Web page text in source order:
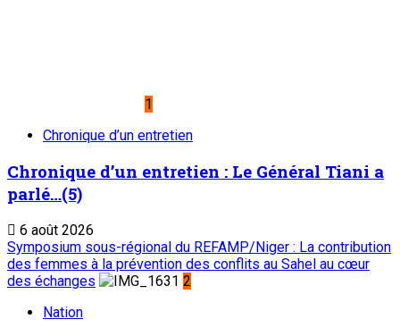
1
Chronique d’un entretien
Chronique d’un entretien : Le Général Tiani a
parlé…(5)
6 août 2026
Symposium sous-régional du REFAMP/Niger : La contribution
des femmes à la prévention des conflits au Sahel au cœur
des échanges
2
Nation